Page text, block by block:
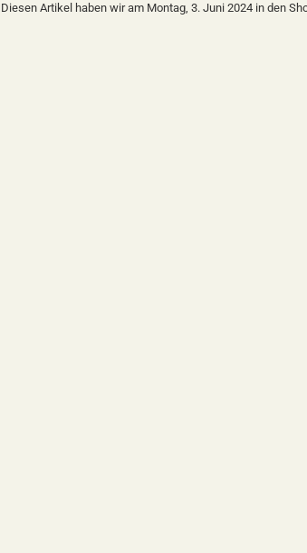
Diesen Artikel haben wir am Montag, 3. Juni 2024 in den